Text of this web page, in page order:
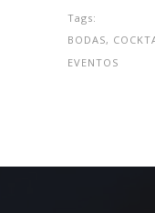
Tags:
BODAS,
EVENTOS